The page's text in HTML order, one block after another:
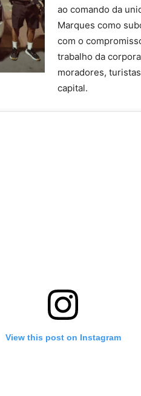
ao comando da
Marques como
com o
trabalho da
moradores,
capital.
View this post on Instagram